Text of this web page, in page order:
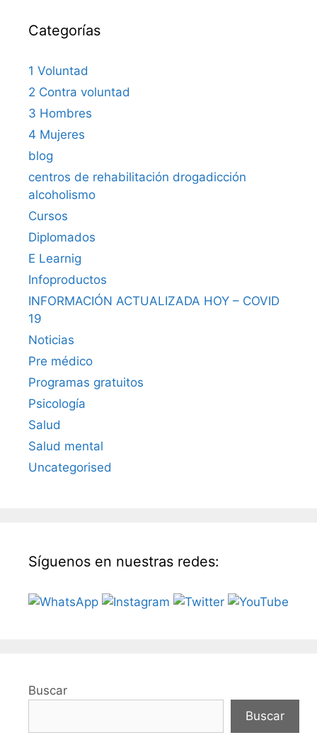
Categorías
1 Voluntad
2 Contra voluntad
3 Hombres
4 Mujeres
blog
centros de rehabilitación drogadicción
alcoholismo
Cursos
Diplomados
E Learnig
Infoproductos
INFORMACIÓN ACTUALIZADA HOY – COVID
19
Noticias
Pre médico
Programas gratuitos
Psicología
Salud
Salud mental
Uncategorised
Síguenos en nuestras redes:
Buscar
Buscar